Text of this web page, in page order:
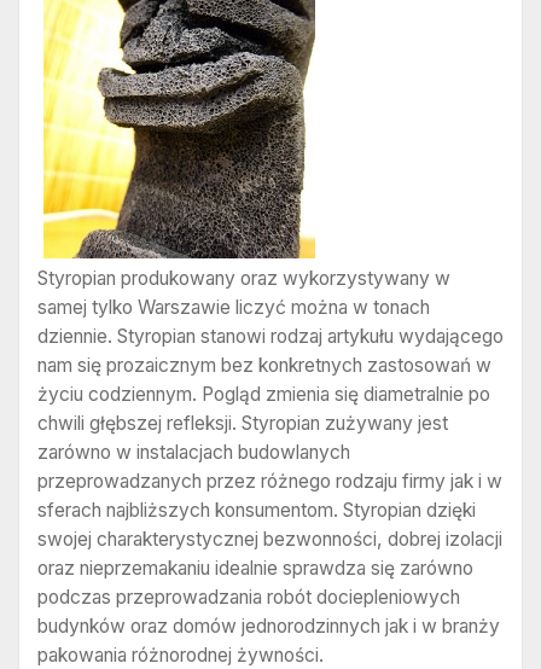
Styropian produkowany oraz wykorzystywany w
samej tylko Warszawie liczyć można w tonach
dziennie. Styropian stanowi rodzaj artykułu wydającego
nam się prozaicznym bez konkretnych zastosowań w
życiu codziennym. Pogląd zmienia się diametralnie po
chwili głębszej refleksji. Styropian zużywany jest
zarówno w instalacjach budowlanych
przeprowadzanych przez różnego rodzaju firmy jak i w
sferach najbliższych konsumentom. Styropian dzięki
swojej charakterystycznej bezwonności, dobrej izolacji
oraz nieprzemakaniu idealnie sprawdza się zarówno
podczas przeprowadzania robót dociepleniowych
budynków oraz domów jednorodzinnych jak i w branży
pakowania różnorodnej żywności.